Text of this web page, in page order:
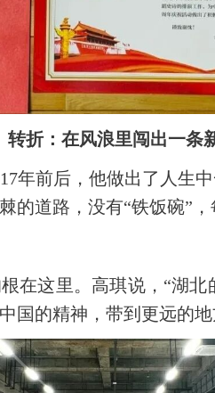
转折：在风浪里闯出一条
年前后，他做出了人生
道路，没有“铁饭碗”
在这里。高琪说，“湖
国的精神，带到更远的地